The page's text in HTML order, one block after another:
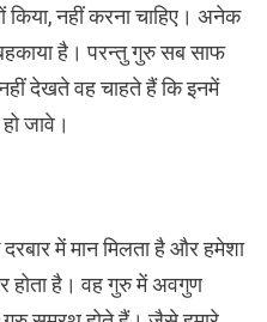
नहीं करना चाहिए। अनेक
है। परन्तु गुरु सब साफ
देखते वह चाहते हैं कि इनमें
जावे।
में मान मिलता है और हमेशा
होता है। वह गुरु में अवगुण